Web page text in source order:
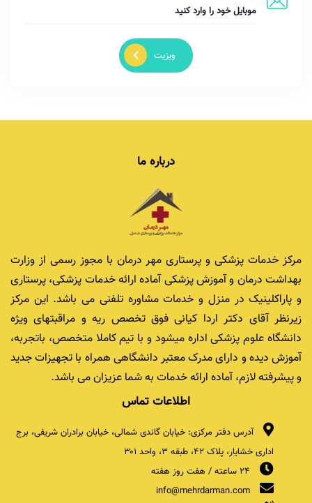
ویزیت
درباره ما
مرکز خدمات پزشکی و پرستاری مهر درمان با مجوز رسمی از وزارت
بهداشت درمان و آموزش پزشکی آماده ارائه خدمات پزشکی، پرستاری
و پاراکلینیک در منزل و خدمات مشاوره تلفنی می باشد. این مرکز
زیرنظر آقای دکتر اردا کیانی فوق تخصص ریه و مراقبتهای ویژه
دانشگاه علوم پزشکی اداره میشود و با تیم کاملا متخصص، باتجربه،
آموزش دیده و دارای مدرک معتبر دانشگاهی همراه با تجهیزات جدید
و پیشرفته لازم، آماده ارائه خدمات به شما عزیزان می باشد.
اطلاعات تماس
آدرس دفتر مرکزی: خیابان گاندی شمالی، خیابان برادران شریفی، برج
اداری خشایار، پلاک ۴۲، طبقه ۳، واحد ۳۰۱
info@mehrdarman.com